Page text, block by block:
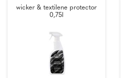
wicker & textilene protector
0,75l